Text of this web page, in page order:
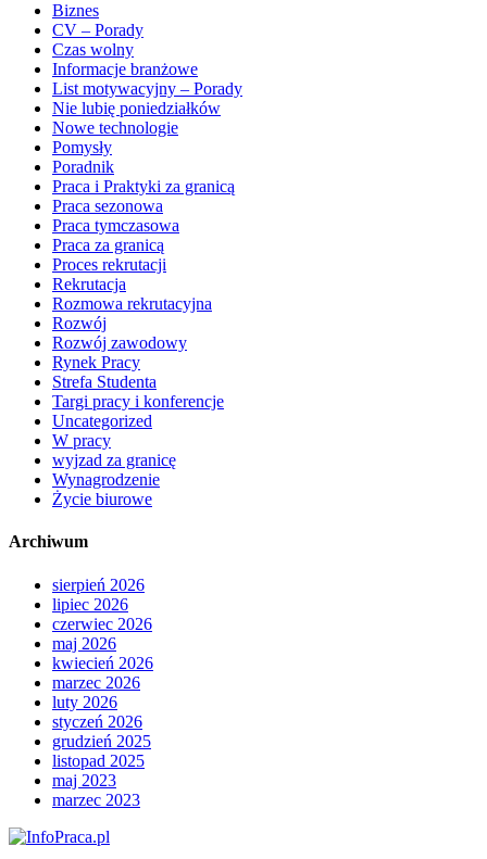
Biznes
CV – Porady
Czas wolny
Informacje branżowe
List motywacyjny – Porady
Nie lubię poniedziałków
Nowe technologie
Pomysły
Poradnik
Praca i Praktyki za granicą
Praca sezonowa
Praca tymczasowa
Praca za granicą
Proces rekrutacji
Rekrutacja
Rozmowa rekrutacyjna
Rozwój
Rozwój zawodowy
Rynek Pracy
Strefa Studenta
Targi pracy i konferencje
Uncategorized
W pracy
wyjzad za granicę
Wynagrodzenie
Życie biurowe
Archiwum
sierpień 2026
lipiec 2026
czerwiec 2026
maj 2026
kwiecień 2026
marzec 2026
luty 2026
styczeń 2026
grudzień 2025
listopad 2025
maj 2023
marzec 2023